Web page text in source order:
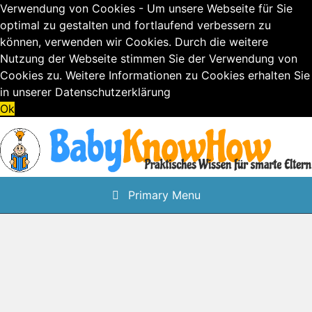
Verwendung von Cookies - Um unsere Webseite für Sie
optimal zu gestalten und fortlaufend verbessern zu
können, verwenden wir Cookies. Durch die weitere
Nutzung der Webseite stimmen Sie der Verwendung von
Cookies zu. Weitere Informationen zu Cookies erhalten Sie
in unserer Datenschutzerklärung
Ok
Skip
to
content
Primary Menu